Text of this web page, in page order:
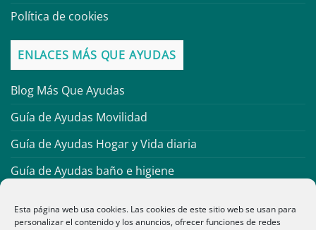
Esta página web usa cookies. Las cookies de este sitio web se usan para
personalizar el contenido y los anuncios, ofrecer funciones de redes
Política de cookies
ENLACES MÁS QUE AYUDAS
Blog Más Que Ayudas
Guía de Ayudas Movilidad
Guía de Ayudas Hogar y Vida diaria
Guía de Ayudas baño e higiene
Guía de Ortopedia infantil